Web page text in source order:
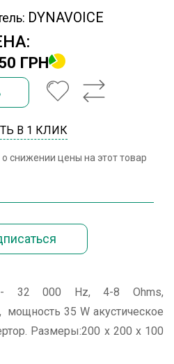
DYNAVOICE
ГРН
В 1 КЛИК
снижении цены на этот товар
32 000 Hz, 4-8 Ohms,
мощность 35 W акустическое
Размеры:200 x 200 x 100